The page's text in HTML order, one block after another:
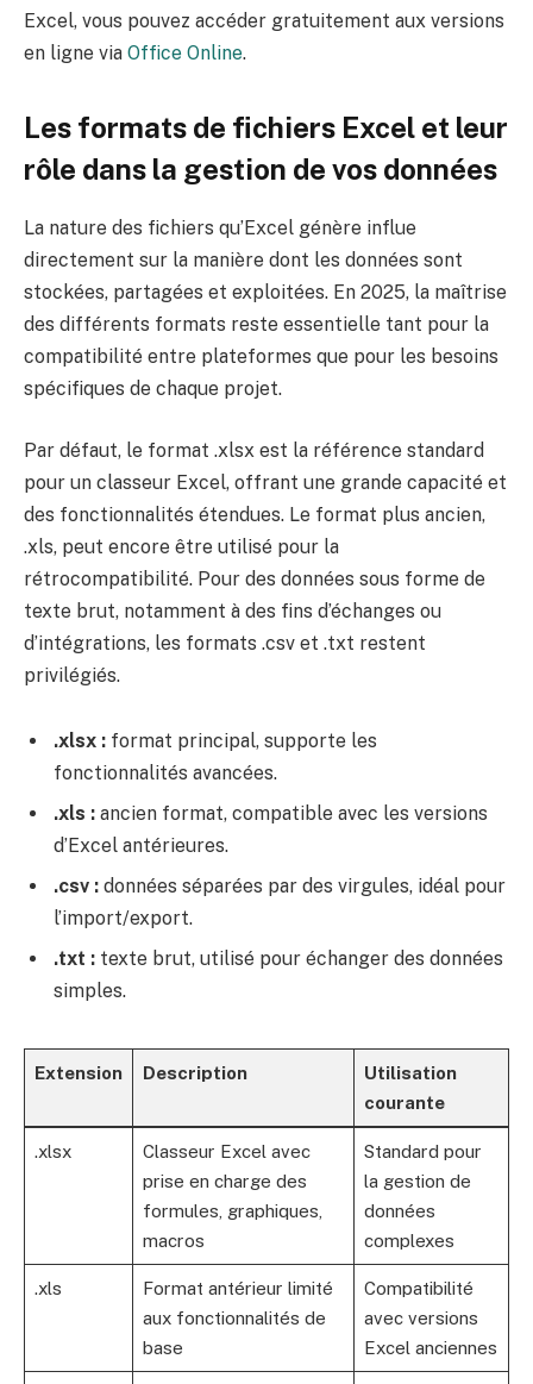
Excel, vous pouvez accéder gratuitement aux versions
en ligne via Office Online.
Les formats de fichiers Excel et leur
rôle dans la gestion de vos données
La nature des fichiers qu’Excel génère influe
directement sur la manière dont les données sont
stockées, partagées et exploitées. En 2025, la maîtrise
des différents formats reste essentielle tant pour la
compatibilité entre plateformes que pour les besoins
spécifiques de chaque projet.
Par défaut, le format .xlsx est la référence standard
pour un classeur Excel, offrant une grande capacité et
des fonctionnalités étendues. Le format plus ancien,
.xls, peut encore être utilisé pour la
rétrocompatibilité. Pour des données sous forme de
texte brut, notamment à des fins d’échanges ou
d’intégrations, les formats .csv et .txt restent
privilégiés.
.xlsx : format principal, supporte les
fonctionnalités avancées.
.xls : ancien format, compatible avec les versions
d’Excel antérieures.
.csv : données séparées par des virgules, idéal pour
l’import/export.
.txt : texte brut, utilisé pour échanger des données
simples.
Extension Description
Utilisation
courante
.xlsx
Classeur Excel avec
prise en charge des
formules, graphiques,
macros
Standard pour
la gestion de
données
complexes
.xls
Format antérieur limité
aux fonctionnalités de
base
Compatibilité
avec versions
Excel anciennes